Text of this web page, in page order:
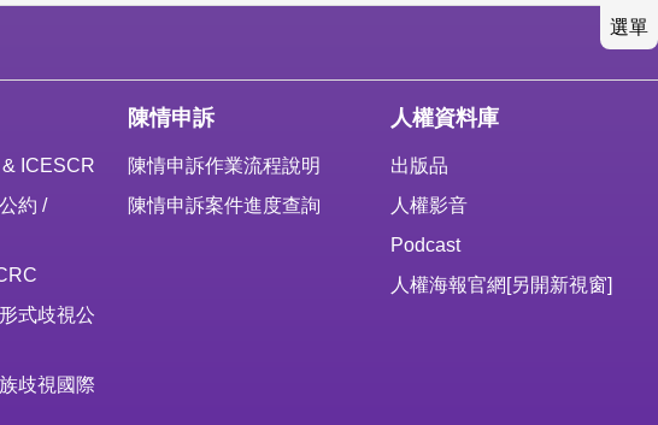
選單
ICESCR
約 /
式歧視公
歧視國際
陳情申訴
陳情申訴作業流程說明
陳情申訴案件進度查詢
人權資料庫
出版品
人權影音
Podcast
人權海報官網 [另開新視窗]